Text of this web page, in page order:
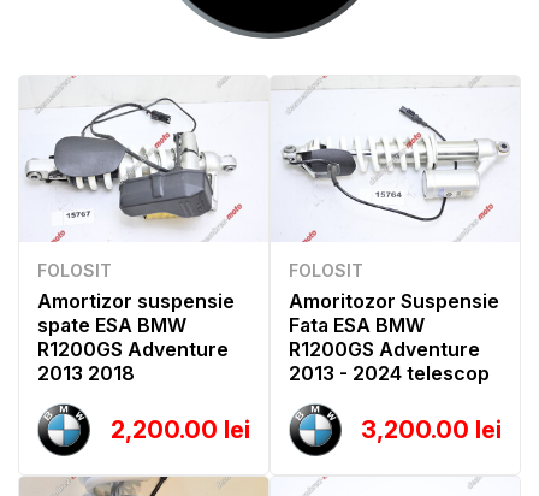
FOLOSIT
Amortizor suspensie
spate ESA BMW
R1200GS Adventure
2013 2018
2,200.00 lei
FOLOSIT
Amoritozor Suspensie
Fata ESA BMW
R1200GS Adventure
2013 - 2024 telescop
3,200.00 lei